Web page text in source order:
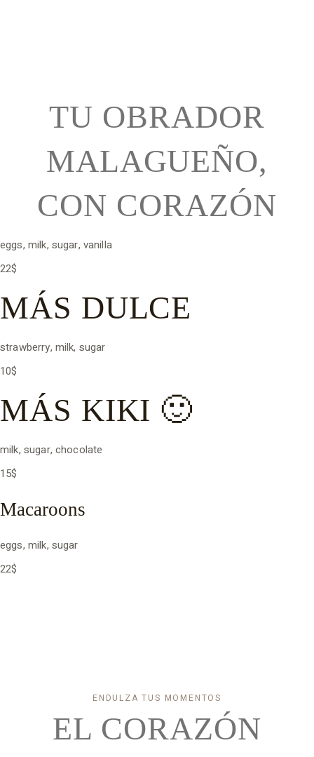
TU OBRADOR
MALAGUEÑO,
CON CORAZÓN
eggs, milk, sugar, vanilla
22$
MÁS DULCE
strawberry, milk, sugar
10$
MÁS KIKI 🙂
milk, sugar, chocolate
15$
Macaroons
eggs, milk, sugar
22$
ENDULZA TUS MOMENTOS
EL CORAZÓN